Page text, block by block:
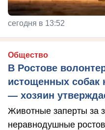
сегодня в 13:52
Общество
В Ростове
истощенных собак
— хозяин
Животные заперты за
неравнодушные